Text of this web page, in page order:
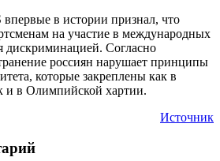
в истории признал, что
на участие в международных
дискриминацией. Согласно
россиян нарушает принципы
которые закреплены как в
и в Олимпийской хартии.
Источник